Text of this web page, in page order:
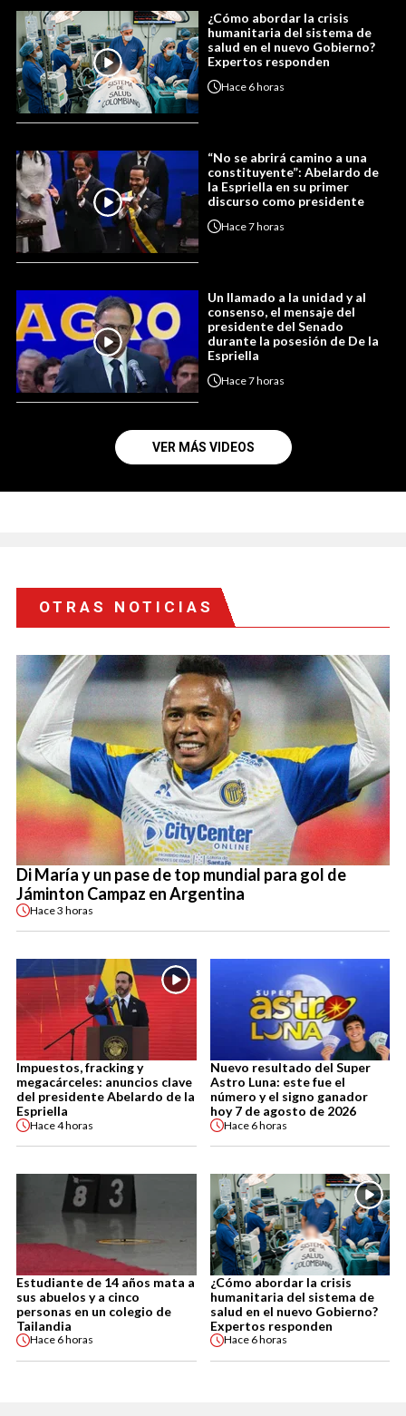
¿Cómo abordar la crisis
humanitaria del sistema de
salud en el nuevo Gobierno?
Expertos responden
Hace 6 horas
“No se abrirá camino a una
constituyente”: Abelardo de
la Espriella en su primer
discurso como presidente
Hace7 horas
Un llamado a la unidad y al
consenso, el mensaje del
presidente del Senado
durante la posesión de De la
Espriella
Hace7 horas
VER MÁS VIDEOS
OTRAS NOTICIAS
Di María y un pase de top mundial para gol de
Jáminton Campaz en Argentina
Hace3 horas
Impuestos, fracking y
megacárceles: anuncios clave
del presidente Abelardo de la
Espriella
Hace4 horas
Nuevo resultado del Super
Astro Luna: este fue el
número y el signo ganador
hoy 7 de agosto de 2026
Hace 6 horas
Estudiante de 14 años mata a
sus abuelos y a cinco
personas en un colegio de
Tailandia
Hace 6 horas
¿Cómo abordar la crisis
humanitaria del sistema de
salud en el nuevo Gobierno?
Expertos responden
Hace 6 horas